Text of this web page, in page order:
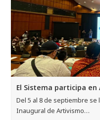
El Sistema participa en
Del 5 al 8 de septiembre se
Inaugural de Artivismo…